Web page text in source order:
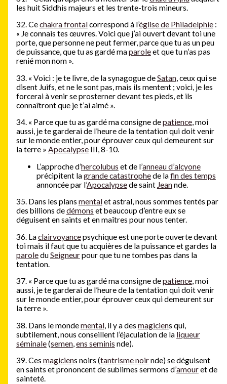
les huit Siddhis majeurs et les trente-trois mineurs.
32. Cechakra frontalcorrespond à l’église de Philadelphie:
« Je connais tes œuvres. Voici que j’ai ouvert devant toi une
porte, que personne ne peut fermer, parce que tu as un peu
de puissance, que tu as gardé maparoleet que tu n’as pas
renié mon nom ».
33. « Voici : je te livre, de la synagogue deSatan, ceux qui se
disent Juifs, et ne le sont pas, mais ils mentent ; voici, je les
forcerai à venir se prosterner devant tes pieds, et ils
connaîtront que je t’ai aimé ».
34. « Parce que tu as gardé ma consigne depatience, moi
aussi, je te garderai de l’heure de la tentation qui doit venir
sur le monde entier, pour éprouver ceux qui demeurent sur
la terre » ApocalypseIII, 8-10.
L’approche d’hercolubus et de l’anneau d’alcyone
précipitent lagrande catastrophede lafin des temps
annoncée par l’Apocalypsede saint Jeannde.
35. Dans les plans mentalet astral, nous sommes tentés par
des billions dedémons et beaucoup d’entre eux se
déguisent en saints et en maîtres pour nous tenter.
36. Laclairvoyancepsychique est une porte ouverte devant
toi mais il faut que tu acquières de la puissance et gardes la
paroleduSeigneurpour que tu ne tombes pas dans la
tentation.
37. « Parce que tu as gardé ma consigne depatience, moi
aussi, je te garderai de l’heure de la tentation qui doit venir
sur le monde entier, pour éprouver ceux qui demeurent sur
la terre ».
38. Dans le mondemental, il y a des magiciens qui,
subtilement, nous conseillent l’éjaculation de la liqueur
séminale(semen, ens seminis nde).
39. Ces magiciens noirs (tantrisme noirnde) se déguisent
en saints et prononcent de sublimes sermons d’amouret de
sainteté.